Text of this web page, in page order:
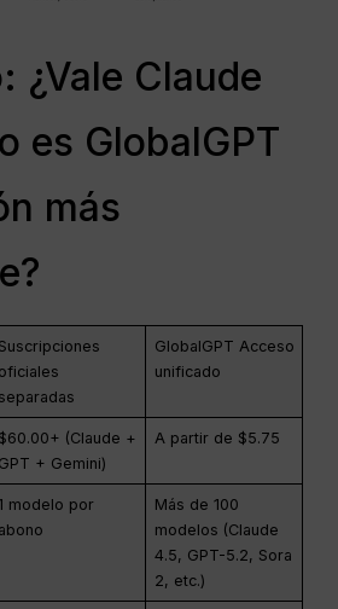
¿Vale Claude
es GlobalGPT
más
Suscripciones
oficiales
separadas
GlobalGPT Acceso
unificado
$60.00+ (Claude +
GPT + Gemini)
A partir de $5.75
modelo por
abono
Más de 100
modelos (Claude
4.5, GPT-5.2, Sora
2, etc.)